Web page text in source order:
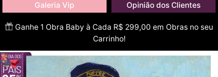
Galeria Vip Opinião dos Clientes
Ganhe 1 Obra Baby à Cada R$ 299,00 em Obras no seu
Carrinho!